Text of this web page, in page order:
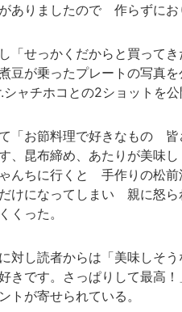
ありましたので 作らずにお
「せっかくだからと買って
豆が乗ったプレートの写真
シャチホコとの2ショットを
「お節料理で好きなもの 皆
、昆布締め、あたりが美味
んちに行くと 手作りの松
けになってしまい 親に怒ら
くった。
対し読者からは「美味しそ
きです。さっぱりして最高
トが寄せられている。